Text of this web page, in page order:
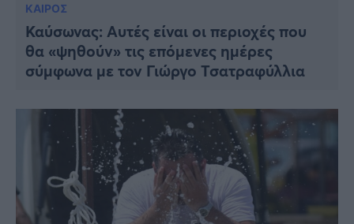
ΚΑΙΡΟΣ
Καύσωνας: Αυτές είναι οι περιοχές που
θα «ψηθούν» τις επόμενες ημέρες
σύμφωνα με τον Γιώργο Τσατραφύλλια